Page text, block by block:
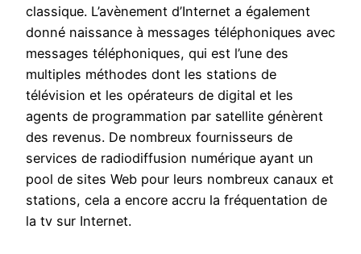
classique. L’avènement d’Internet a également
donné naissance à messages téléphoniques avec
messages téléphoniques, qui est l’une des
multiples méthodes dont les stations de
télévision et les opérateurs de digital et les
agents de programmation par satellite génèrent
des revenus. De nombreux fournisseurs de
services de radiodiffusion numérique ayant un
pool de sites Web pour leurs nombreux canaux et
stations, cela a encore accru la fréquentation de
la tv sur Internet.